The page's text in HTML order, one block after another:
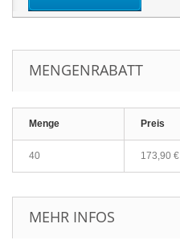
MENGENRABATT
Menge Preis
40 173,90 €
MEHR INFOS